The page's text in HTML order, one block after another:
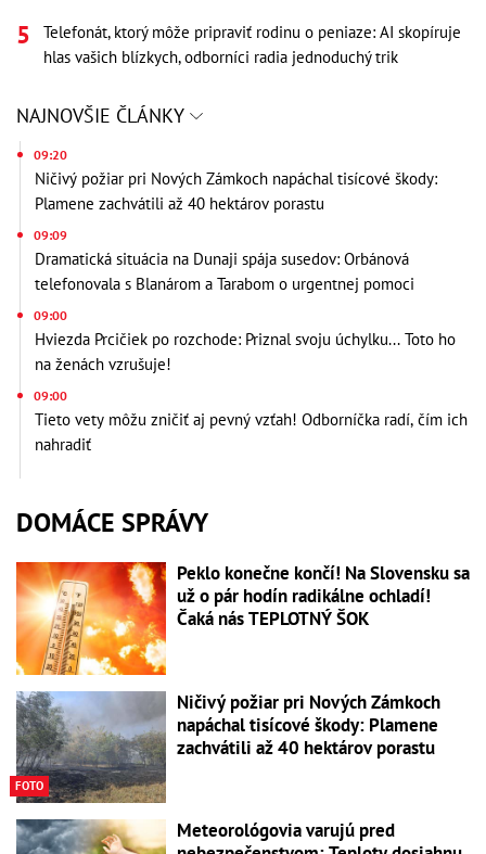
Telefonát, ktorý môže pripraviť rodinu o peniaze: AI skopíruje
hlas vašich blízkych, odborníci radia jednoduchý trik
NAJNOVŠIE ČLÁNKY
09:20
Ničivý požiar pri Nových Zámkoch napáchal tisícové škody:
Plamene zachvátili až 40 hektárov porastu
09:09
Dramatická situácia na Dunaji spája susedov: Orbánová
telefonovala s Blanárom a Tarabom o urgentnej pomoci
09:00
Hviezda Prcičiek po rozchode: Priznal svoju úchylku... Toto ho
na ženách vzrušuje!
09:00
Tieto vety môžu zničiť aj pevný vzťah! Odborníčka radí, čím ich
nahradiť
DOMÁCE SPRÁVY
Peklo konečne končí! Na Slovensku sa
už o pár hodín radikálne ochladí!
Čaká nás TEPLOTNÝ ŠOK
FOTO
Ničivý požiar pri Nových Zámkoch
napáchal tisícové škody: Plamene
zachvátili až 40 hektárov porastu
Meteorológovia varujú pred